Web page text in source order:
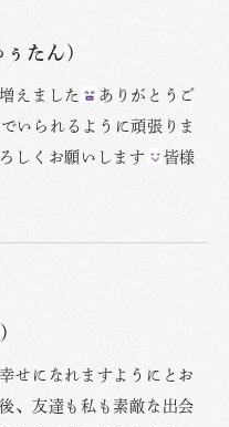
ぅたん)
えました
ありがとうご
いられるように頑張りま
しくお願いします
皆様
せになれますようにとお
、友達も私も素敵な出会